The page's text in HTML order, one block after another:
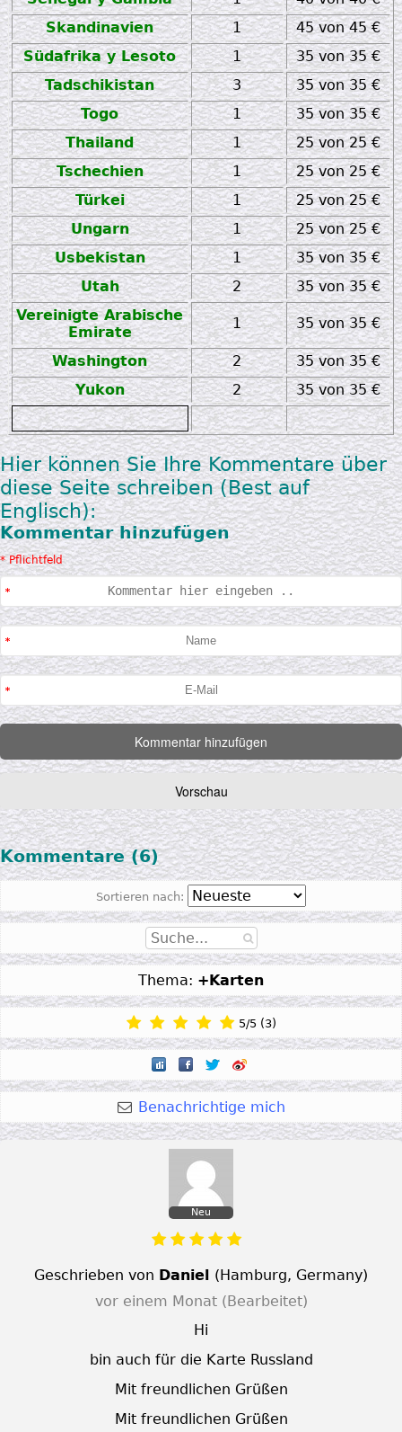
Skandinavien
1
45 von 45 €
Südafrika y Lesoto
1
35 von 35 €
Tadschikistan
3
35 von 35 €
Togo
1
35 von 35 €
Thailand
1
25 von 25 €
Tschechien
1
25 von 25 €
Türkei
1
25 von 25 €
Ungarn
1
25 von 25 €
Usbekistan
1
35 von 35 €
Utah
2
35 von 35 €
Vereinigte Arabische
Emirate
1 35 von 35 €
Washington 2
35 von 35 €
Yukon
2
35 von 35 €
zz
Hier können Sie Ihre Kommentare über
diese Seite schreiben (Best auf
Englisch):
Kommentar hinzufügen
* Pflichtfeld
Kommentare (6)
Sortieren nach:
Thema: +Karten
5/5 (3)
Benachrichtige mich
Neu
Geschrieben von Daniel ( Hamburg, Germany)
vor einem Monat (Bearbeitet)
Hi
bin auch für die Karte Russland
Mit freundlichen Grüßen
Mit freundlichen Grüßen